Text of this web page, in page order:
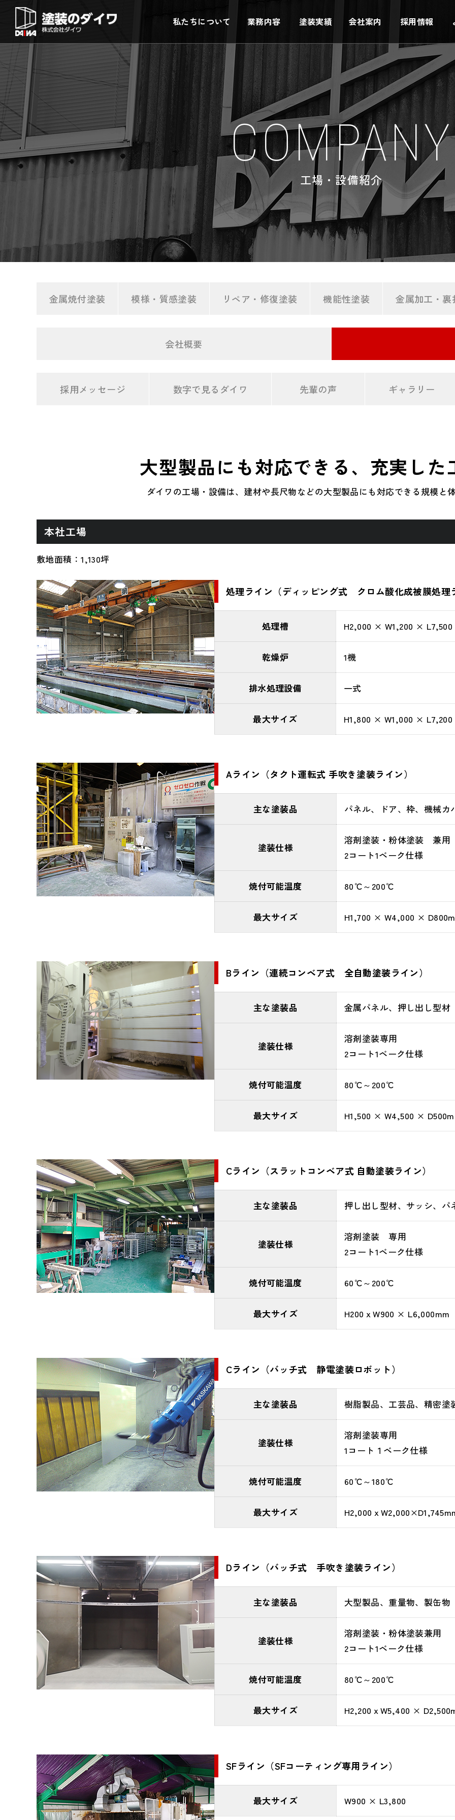
ツ
へ
ス
キ
ッ
プ
私たちについて 業務内容 塗装実績 会社案内 採用情報
COMPANY
工場・設備紹介
金属焼付塗装 模様・質感塗装 リペア・修復塗装 機能性塗装 金属加工・裏
会社概要
採用メッセージ 数字で見るダイワ 先輩の声 ギャラリー
大型製品にも対応できる、充実した
ダイワの工場・設備は、建材や長尺物などの大型製品にも対応できる規模と
本社工場
敷地面積：1,130坪
処理ライン（ディッピング式 クロム酸化成被膜処理
処理槽 H2,000 × W1,200 ×
乾燥炉 1機
排水処理設備 一式
最大サイズ H1,800 × W1,000 × L7,200
Aライ ン （タクト運転式 手吹き塗装ライン）
主な塗装品 パネル、ドア、枠、機械カ
塗装仕様
溶剤塗装・粉体塗装 兼用
2コート1ベーク仕様
焼付可能温度 80℃～200℃
最大サイズ H1,700 × W4,000 ×
Bライン（連続コンベア式 全自動塗装ライン）
主な塗装品 金属パネル、押し出し型材
塗装仕様
溶剤塗装専用
2コート1ベーク仕様
焼付可能温度 80℃～200℃
最大サイズ H1,500 × W4,500 ×
Cライン（スラットコンベア式 自動塗装ライン）
主な塗装品 押し出し型材、サッシ、パ
塗装仕様
溶剤塗装 専用
2コート1ベーク仕様
焼付可能温度 60℃～200℃
最大サイズ H200ｘW900 × L6,000mm
Cライ ン （バッチ式 静電塗装ロボット）
主な塗装品 樹脂製品、工芸品、精密塗
塗装仕様
溶剤塗装専用
1コート１ベーク仕様
焼付可能温度 60℃～180℃
最大サイズ H2,000ｘ
Dライ ン （バッチ式 手吹き塗装ライン）
主な塗装品 大型製品、重量物、製缶物
塗装仕様
溶剤塗装・粉体塗装兼用
2コート1ベーク仕様
焼付可能温度 80℃～200℃
最大サイズ H2,200ｘW5,400 ×
SFライ ン （SFコーティング専用ライン）
最大サイズ W900 × L3,800